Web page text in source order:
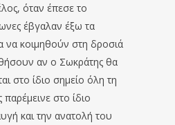
όταν έπεσε το
έβγαλαν έξω τα
να κοιμηθούν στη δροσιά
αν ο Σωκράτης θα
στο ίδιο σημείο όλη τη
στο ίδιο
και την ανατολή του